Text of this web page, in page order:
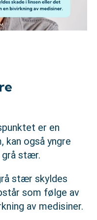
er en
kan også yngre
grå stær.
stær skyldes
som følge av
av medisiner.